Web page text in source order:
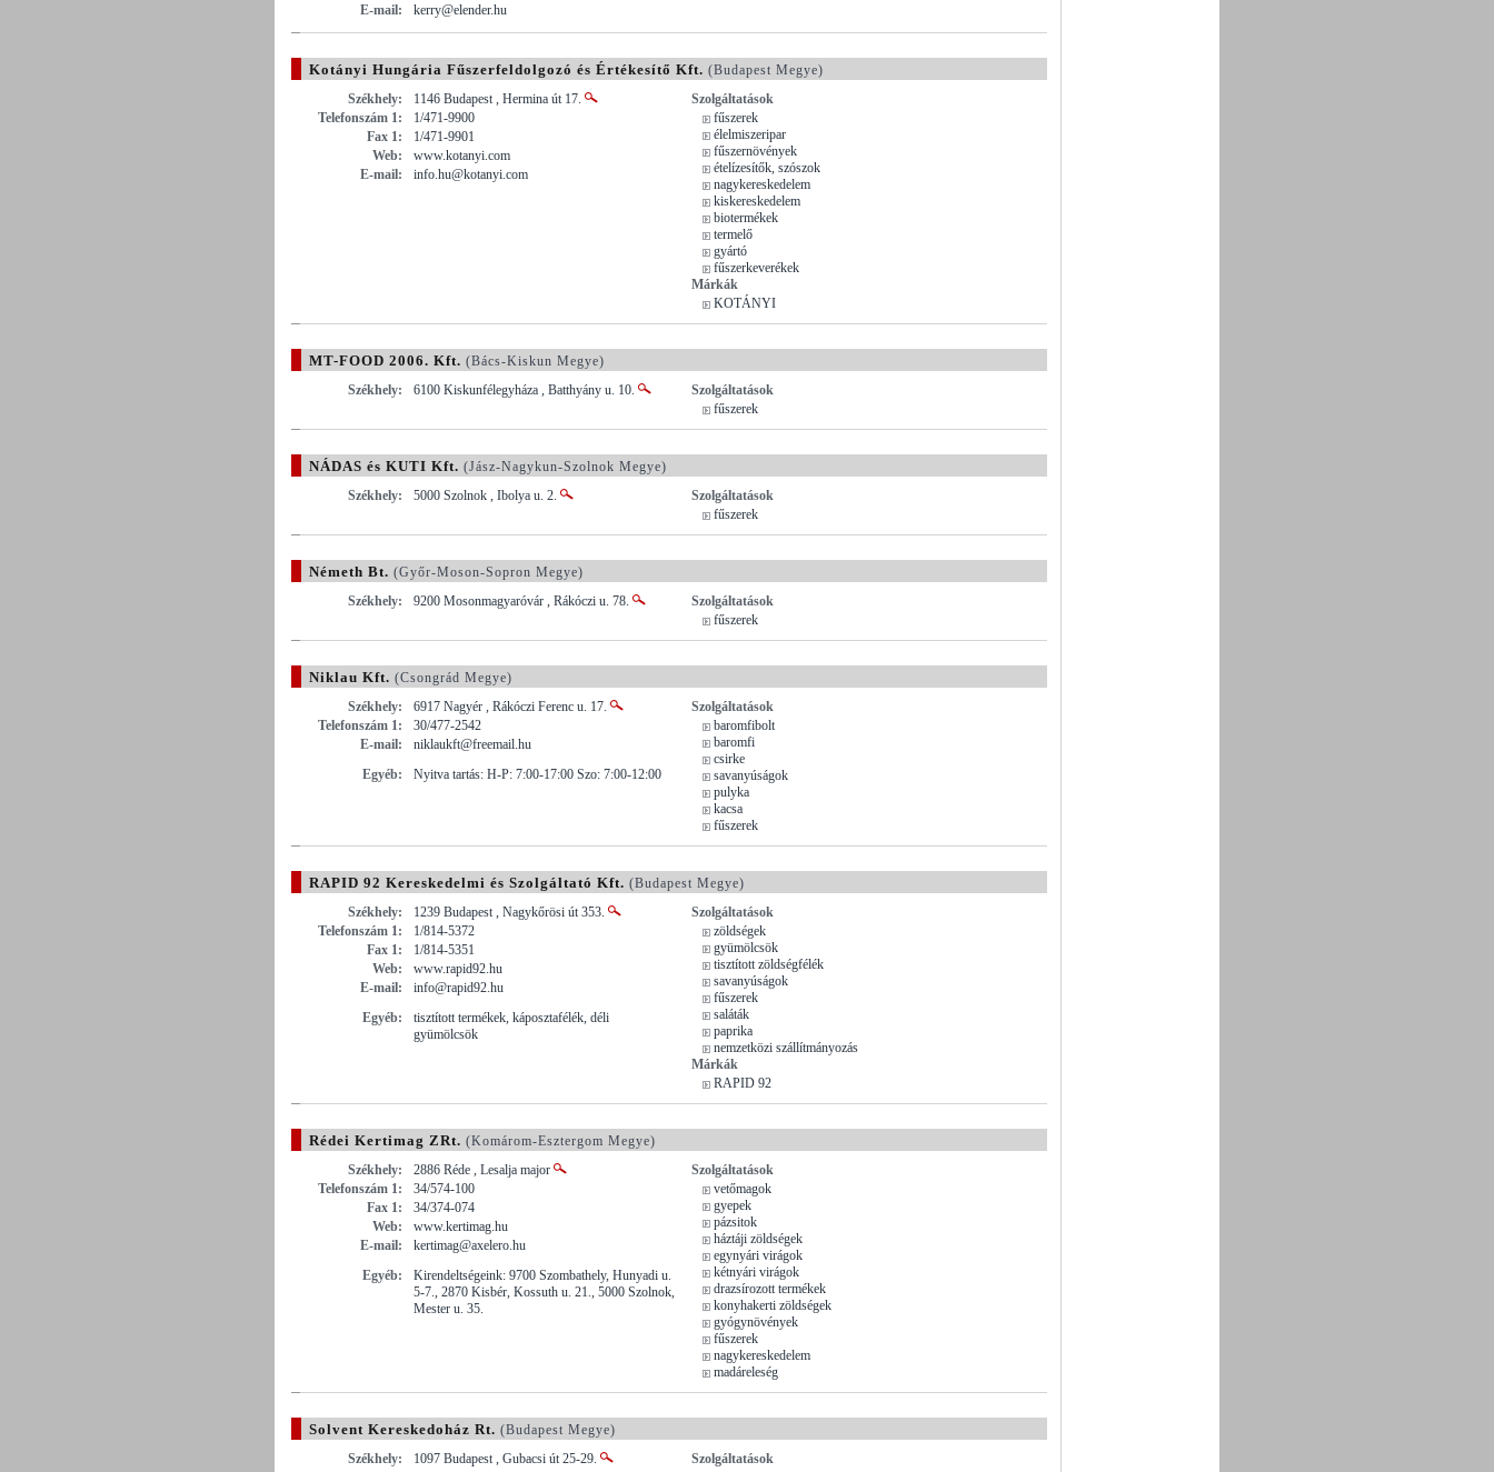
E-mail:
kerry@elender.hu
Kotányi Hungária Fűszerfeldolgozó és Értékesítő Kft. (Budapest Megye)
Székhely:
1146 Budapest , Hermina út 17.
Telefonszám 1:
1/471-9900
Fax 1:
1/471-9901
Web:
www.kotanyi.com
E-mail:
info.hu@kotanyi.com
Szolgáltatások
fűszerek
élelmiszeripar
fűszernövények
ételízesítők, szószok
nagykereskedelem
kiskereskedelem
biotermékek
termelő
gyártó
fűszerkeverékek
Márkák
KOTÁNYI
MT-FOOD 2006. Kft. (Bács-Kiskun Megye)
Székhely:
6100 Kiskunfélegyháza , Batthyány u. 10.
Szolgáltatások
fűszerek
NÁDAS és KUTI Kft. (Jász-Nagykun-Szolnok Megye)
Székhely:
5000 Szolnok , Ibolya u. 2.
Szolgáltatások
fűszerek
Németh Bt. (Győr-Moson-Sopron Megye)
Székhely:
9200 Mosonmagyaróvár , Rákóczi u. 78.
Szolgáltatások
fűszerek
Niklau Kft. (Csongrád Megye)
Székhely:
6917 Nagyér , Rákóczi Ferenc u. 17.
Telefonszám 1:
30/477-2542
E-mail:
niklaukft@freemail.hu
Egyéb:
Nyitva tartás: H-P: 7:00-17:00 Szo: 7:00-12:00
Szolgáltatások
baromfibolt
baromfi
csirke
savanyúságok
pulyka
kacsa
fűszerek
RAPID 92 Kereskedelmi és Szolgáltató Kft. (Budapest Megye)
Székhely:
1239 Budapest , Nagykőrösi út 353.
Telefonszám 1:
1/814-5372
Fax 1:
1/814-5351
Web:
www.rapid92.hu
E-mail:
info@rapid92.hu
Egyéb:
tisztított termékek, káposztafélék, déli
gyümölcsök
Szolgáltatások
zöldségek
gyümölcsök
tisztított zöldségfélék
savanyúságok
fűszerek
saláták
paprika
nemzetközi szállítmányozás
Márkák
RAPID 92
Rédei Kertimag ZRt. (Komárom-Esztergom Megye)
Székhely:
2886 Réde , Lesalja major
Telefonszám 1:
34/574-100
Fax 1:
34/374-074
Web:
www.kertimag.hu
E-mail:
kertimag@axelero.hu
Egyéb:
Kirendeltségeink: 9700 Szombathely, Hunyadi u.
5-7., 2870 Kisbér, Kossuth u. 21., 5000 Szolnok,
Mester u. 35.
Szolgáltatások
vetőmagok
gyepek
pázsitok
háztáji zöldségek
egynyári virágok
kétnyári virágok
drazsírozott termékek
konyhakerti zöldségek
gyógynövények
fűszerek
nagykereskedelem
madáreleség
Solvent Kereskedoház Rt. (Budapest Megye)
Székhely:
1097 Budapest , Gubacsi út 25-29.
Szolgáltatások